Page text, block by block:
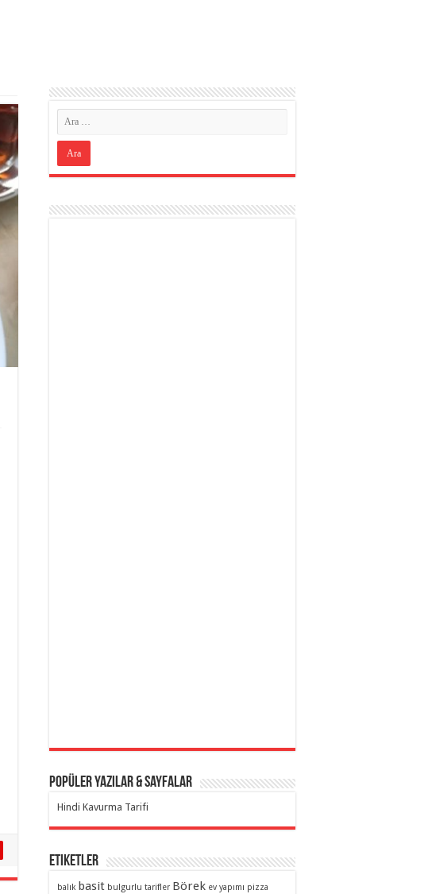
Popüler Yazılar & Sayfalar
Hindi Kavurma Tarifi
Etiketler
balık basit bulgurlu tarifler Börek ev yapımı pizza